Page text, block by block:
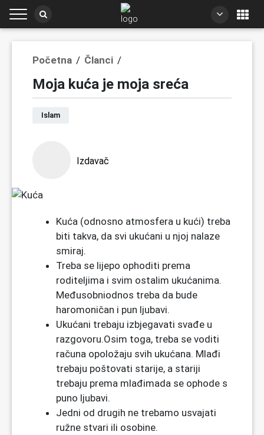
Početna / Članci /
Moja kuća je moja sreća
Islam
Izdavač
Kuća (odnosno atmosfera u kući) treba
biti takva, da svi ukućani u njoj nalaze
smiraj.
Treba se lijepo ophoditi prema
roditeljima i svim ostalim ukućanima.
Međusobniodnos treba da bude
haromoničan i pun ljubavi.
Ukućani trebaju izbjegavati svađe u
razgovoru.Osim toga, treba se voditi
računa opoložaju svih ukućana. Mlađi
trebaju poštovati starije, a stariji
trebaju prema mlađimada se ophode s
puno ljubavi.
Jedni od drugih ne trebamo usvajati
ružne stvari ili osobine.